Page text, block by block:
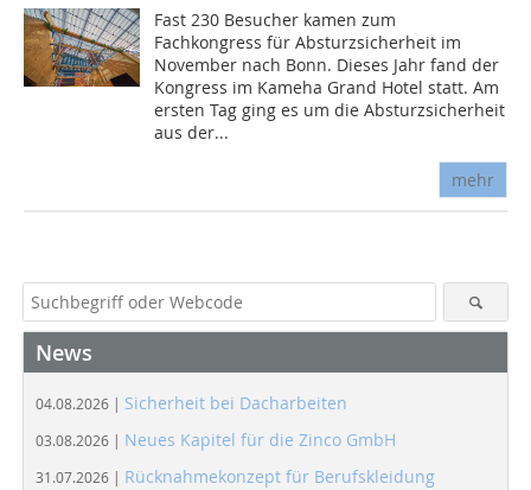
Fast 230 Besucher kamen zum
Fachkongress für Absturzsicherheit im
November nach Bonn. Dieses Jahr fand der
Kongress im Kameha Grand Hotel statt. Am
ersten Tag ging es um die Absturzsicherheit
aus der...
mehr
News
04.08.2026 | Sicherheit bei Dacharbeiten
03.08.2026 | Neues Kapitel für die Zinco GmbH
31.07.2026 | Rücknahmekonzept für Berufskleidung